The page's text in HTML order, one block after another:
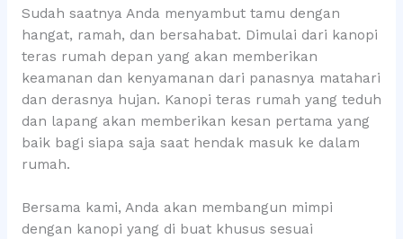
Sudah saatnya Anda menyambut tamu dengan
hangat, ramah, dan bersahabat. Dimulai dari kanopi
teras rumah depan yang akan memberikan
keamanan dan kenyamanan dari panasnya matahari
dan derasnya hujan. Kanopi teras rumah yang teduh
dan lapang akan memberikan kesan pertama yang
baik bagi siapa saja saat hendak masuk ke dalam
rumah.
Bersama kami, Anda akan membangun mimpi
dengan kanopi yang di buat khusus sesuai